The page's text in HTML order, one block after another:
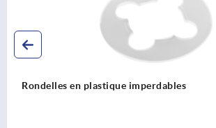
Douille de centrage